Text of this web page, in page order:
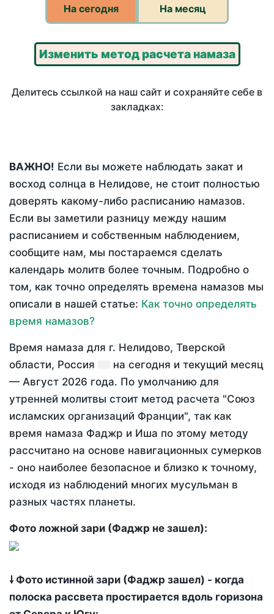
На сегодня На месяц
Изменить метод расчета намаза
Делитесь ссылкой на наш сайт и сохраняйте себе в
закладках:
ВАЖНО! Если вы можете наблюдать закат и
восход солнца в Нелидове, не стоит полностью
доверять какому-либо расписанию намазов.
Если вы заметили разницу между нашим
расписанием и собственным наблюдением,
сообщите нам, мы постараемся сделать
календарь молитв более точным. Подробно о
том, как точно определять времена намазов мы
описали в нашей статье: Как точно определять
время намазов?
Время намаза для г. Нелидово, Тверской
области, Россия
на сегодня и текущий месяц
— Август 2026 года. По умолчанию для
утренней молитвы стоит метод расчета "Союз
исламских организаций Франции", так как
время намаза Фаджр и Иша по этому методу
рассчитано на основе навигационных сумерков
- оно наиболее безопасное и близко к точному,
исходя из наблюдений многих мусульман в
разных частях планеты.
Фото ложной зари (Фаджр не зашел):
🠗 Фото истинной зари (Фаджр зашел) - когда
полоска рассвета простирается вдоль горизона